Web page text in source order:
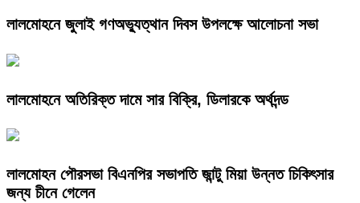
লালমোহনে জুলাই গণঅভ্যুত্থান দিবস উপলক্ষে আলোচনা সভা
লালমোহনে অতিরিক্ত দামে সার বিক্রি, ডিলারকে অর্থদন্ড
লালমোহন পৌরসভা বিএনপির সভাপতি জান্টু মিয়া উন্নত চিকিৎসার
জন্য চীনে গেলেন